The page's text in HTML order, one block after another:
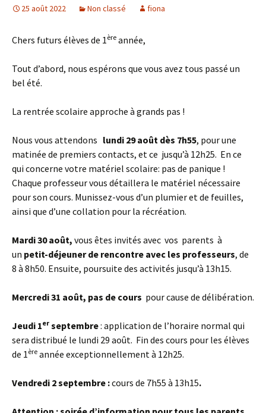
25 août 2022 Non classé fiona
Chers futurs élèves de 1ère année,
Tout d’abord, nous espérons que vous avez tous passé un
bel été.
La rentrée scolaire approche à grands pas !
Nous vous attendons lundi 29 août dès 7h55, pour une
matinée de premiers contacts, et ce jusqu’à 12h25. En ce
qui concerne votre matériel scolaire: pas de panique !
Chaque professeur vous détaillera le matériel nécessaire
pour son cours. Munissez-vous d’un plumier et de feuilles,
ainsi que d’une collation pour la récréation.
Mardi 30 août, vous êtes invités avec vos parents à
un petit-déjeuner de rencontre avec les professeurs, de
8 à 8h50. Ensuite, poursuite des activités jusqu’à 13h15.
Mercredi 31 août, pas de cours pour cause de délibération.
Jeudi 1er septembre: application de l’horaire normal qui
sera distribué le lundi 29 août. Fin des cours pour les élèves
de 1ère année exceptionnellement à 12h25.
Vendredi 2 septembre :cours de 7h55 à 13h15.